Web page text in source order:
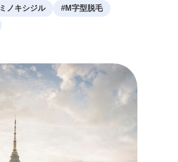
ミノキシジル #M字型脱毛